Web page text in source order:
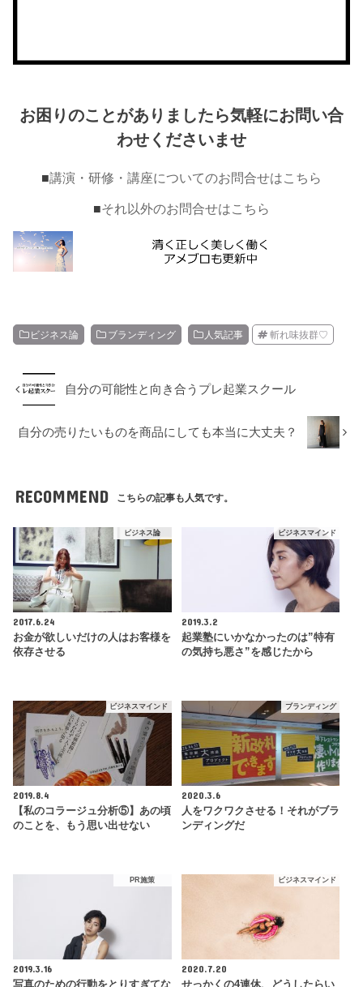
お困りのことがありましたら気軽にお問い合
わせくださいませ
■講演・研修・講座についてのお問合せはこちら
■それ以外のお問合せはこちら
ビジネス論 ブランディング 人気記事 斬れ味抜群♡
自分の可能性と向き合うプレ起業スクール
自分の売りたいものを商品にしても本当に大丈夫？
RECOMMEND こちらの記事も人気です。
ビジネス論
2017.6.24
お金が欲しいだけの人はお客様を
依存させる
ビジネスマインド
2019.3.2
起業塾にいかなかったのは”特有
の気持ち悪さ”を感じたから
ビジネスマインド
2019.8.4
【私のコラージュ分析⑤】あの頃
のことを、もう思い出せない
ブランディング
2020.3.6
人をワクワクさせる！それがブラ
ンディングだ
PR施策
2019.3.16
ビジネスマインド
2020.7.20